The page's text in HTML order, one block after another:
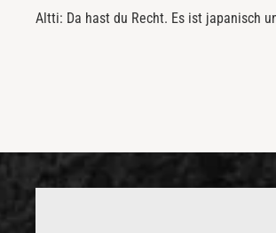
Altti: Da hast du Recht. Es ist japanisch